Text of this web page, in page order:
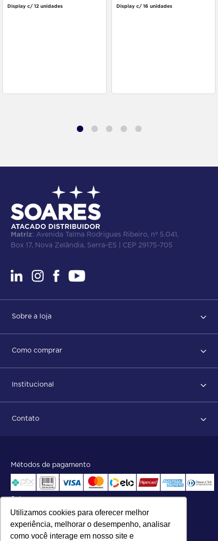
Utilizamos cookies para oferecer melhor
experiência, melhorar o desempenho, analisar
como você interage em nosso site e
Display c/ 12 unidades Display c/ 16 unidades
Matriz: Avenida Talma Rodrigues Ribeiro, nº 5.041,
Box 17, Nova Zelândia, Serra-ES | CEP 29175-705
Sobre a loja
Política de privacidade
Como comprar
Após conclusão do pedido
Status do pedido e acompanhamento da entrega
Institucional
ISO
Contato
Central de atendimento:
Telefone:(27) 2121-9000
Segunda a Sexta das 8h às 17h30
Métodos de pagamento
Selos